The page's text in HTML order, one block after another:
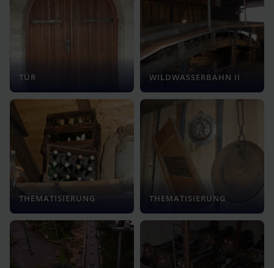
TÜR WILDWASSERBAHN II
THEMATISIERUNG THEMATISIERUNG